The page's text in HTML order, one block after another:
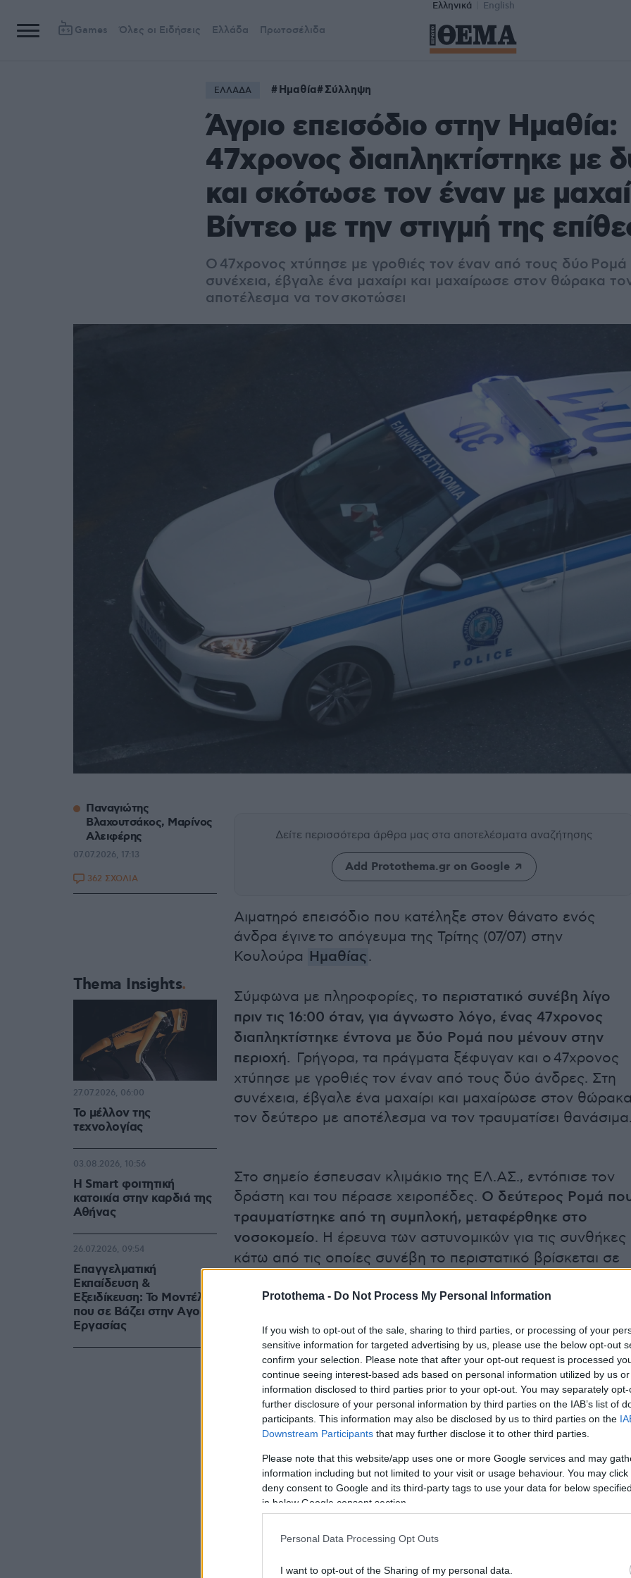
Protothema - Do Not Process My Personal Information
If you wish to opt-out of the sale, sharing to third parties, or processing of your
sensitive information for targeted advertising by us, please use the below opt-out
confirm your selection. Please note that after your opt-out request is processed
continue seeing interest-based ads based on personal information utilized by us
information disclosed to third parties prior to your opt-out. You may separately
further disclosure of your personal information by third parties on the IAB’s list of
participants. This information may also be disclosed by us to third parties on the
Downstream Participants that may further disclose it to other third parties.
Please note that this website/app uses one or more Google services and may
information including but not limited to your visit or usage behaviour. You may
deny consent to Google and its third-party tags to use your data for below
in below Google consent section.
Personal Data Processing Opt Outs
I want to opt-out of the Sharing of my personal data.
Ελληνικά English
Games Όλες οι Ειδήσεις Ελλάδα Πρωτοσέλιδα
ΕΛΛΑΔΑ Ημαθία Σύλληψη
Άγριο επεισόδιο στην Ημαθία:
47χρονος διαπληκτίστηκε με
και σκότωσε τον έναν με
Βίντεο με την στιγμή της
Ο 47χρονος χτύπησε με γροθιές τον έναν από τους δύο Ρομά
συνέχεια, έβγαλε ένα μαχαίρι και μαχαίρωσε στον θώρακα
αποτέλεσμα να τον σκοτώσει
Δείτε περισσότερα άρθρα μας στα αποτελέσματα αναζήτησης
Add Protothema.gr on Google
Αιματηρό επεισόδιο που κατέληξε στον θάνατο ενός
άνδρα έγινε το απόγευμα της Τρίτης (07/07) στην
Κουλούρα Ημαθίας.
Σύμφωνα με πληροφορίες, το περιστατικό συνέβη λίγο
πριν τις 16:00 όταν, για άγνωστο λόγο, ένας 47χρονος
διαπληκτίστηκε έντονα με δύο Ρομά που μένουν στην
περιοχή. Γρήγορα, τα πράγματα ξέφυγαν και ο 47χρονος
χτύπησε με γροθιές τον έναν από τους δύο άνδρες. Στη
συνέχεια, έβγαλε ένα μαχαίρι και μαχαίρωσε στον θώρακα
τον δεύτερο με αποτέλεσμα να τον τραυματίσει θανάσιμα.
Στο σημείο έσπευσαν κλιμάκιο της ΕΛ.ΑΣ., εντόπισε τον
δράστη και του πέρασε χειροπέδες. Ο δεύτερος Ρομά
τραυματίστηκε από τη συμπλοκή, μεταφέρθηκε στο
νοσοκομείο. Η έρευνα των αστυνομικών για τις συνθήκες
κάτω από τις οποίες συνέβη το περιστατικό βρίσκεται σε
Παναγιώτης
Βλαχουτσάκος, Μαρίνος
Αλειφέρης
07.07.2026, 17:13
362 ΣΧΟΛΙΑ
Thema Insights
Το μέλλον της
τεχνολογίας
27.07.2026, 06:00
Η Smart φοιτητική
κατοικία στην καρδιά της
Αθήνας
03.08.2026, 10:56
Επαγγελματική
Εκπαίδευση &
Εξειδίκευση: Το Mοντέλο
που σε Bάζει στην Aγορά
Eργασίας
26.07.2026, 09:54